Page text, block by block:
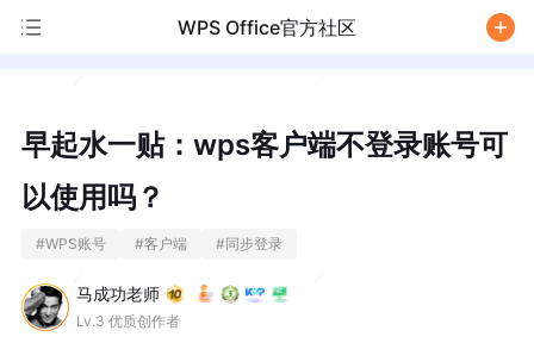
WPS Office官方社区
早起水一贴：wps客户端不登录账号可
以使用吗？
#WPS账号 #客户端 #同步登录
马成功老师
Lv.3 优质创作者